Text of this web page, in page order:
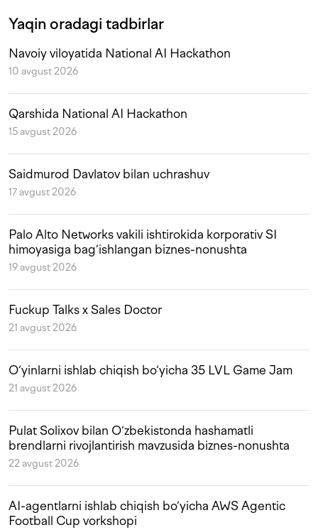
Yaqin oradagi tadbirlar
Navoiy viloyatida National AI Hackathon
10 avgust 2026
Qarshida National AI Hackathon
15 avgust 2026
Saidmurod Davlatov bilan uchrashuv
17 avgust 2026
Palo Alto Networks vakili ishtirokida korporativ SI
himoyasiga bag‘ishlangan biznes-nonushta
19 avgust 2026
Fuckup Talks x Sales Doctor
21 avgust 2026
O‘yinlarni ishlab chiqish bo‘yicha 35 LVL Game Jam
21 avgust 2026
Pulat Solixov bilan O‘zbekistonda hashamatli
brendlarni rivojlantirish mavzusida biznes-nonushta
22 avgust 2026
AI-agentlarni ishlab chiqish bo‘yicha AWS Agentic
Football Cup vorkshopi